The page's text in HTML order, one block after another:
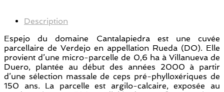
Description
Espejo du domaine Cantalapiedra est une cuvée
parcellaire de Verdejo en appellation Rueda (DO). Elle
provient d’une micro-parcelle de 0,6 ha à Villanueva de
Duero, plantée au début des années 2000 à partir
d’une sélection massale de ceps pré-phylloxériques de
150 ans. La parcelle est argilo-calcaire, exposée au